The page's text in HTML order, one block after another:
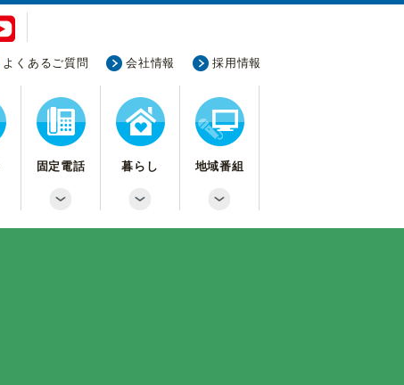
よくあるご質問 会社情報 採用情報
固定電話 暮らし 地域番組